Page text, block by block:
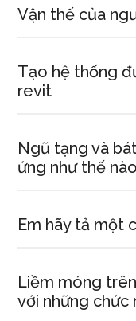
Vận thế của
Tạo hệ thống
revit
Ngũ tạng và
ứng như thế
Em hãy tả một
Liềm móng
với những chức